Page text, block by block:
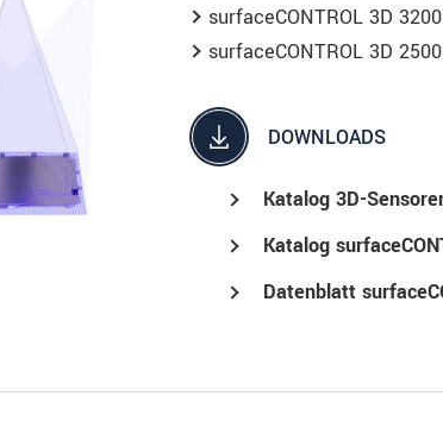
surfaceCONTROL 3D 3200
surfaceCONTROL 3D 2500
DOWNLOADS
Katalog 3D-
Katalog
Datenblatt
per Mail über Produktinnovationen auf dem
vertraulich. Bitte lesen Sie dazu unsere